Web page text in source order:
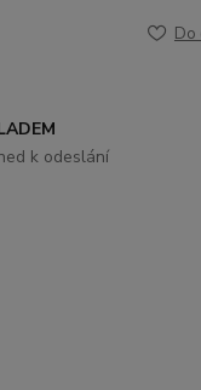
Do
k odeslání